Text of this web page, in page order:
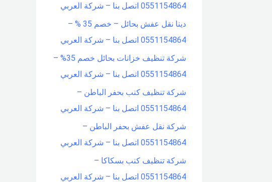
0551154864 اتصل بنا – شركة العربي
دينا نقل عفش بحائل – خصم 35 % –
0551154864 اتصل بنا – شركة العربي
شركة تنظيف خزانات بحائل خصم 35% –
0551154864 اتصل بنا – شركة العربي
شركة تنظيف كنب بحفر الباطن –
0551154864 اتصل بنا – شركة العربي
شركة نقل عفش بحفر الباطن –
0551154864 اتصل بنا – شركة العربي
شركة تنظيف كنب بسكاكا –
0551154864 اتصل بنا – شركة العربي